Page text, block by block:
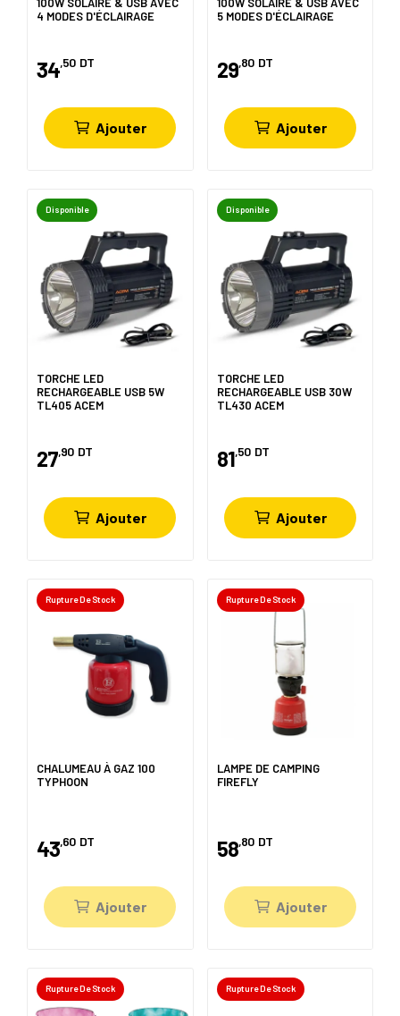
4 MODES D'ÉCLAIRAGE
34,50 DT
Ajouter
5 MODES D'ÉCLAIRAGE
29,80 DT
Ajouter
Disponible
TORCHE LED
RECHARGEABLE USB 5W
TL405 ACEM
27,90 DT
Ajouter
Disponible
TORCHE LED
RECHARGEABLE USB 30W
TL430 ACEM
81,50 DT
Ajouter
Rupture De Stock
CHALUMEAU À GAZ 100
TYPHOON
43,60 DT
Ajouter
Rupture De Stock
LAMPE DE CAMPING
FIREFLY
58,80 DT
Ajouter
Rupture De Stock Rupture De Stock